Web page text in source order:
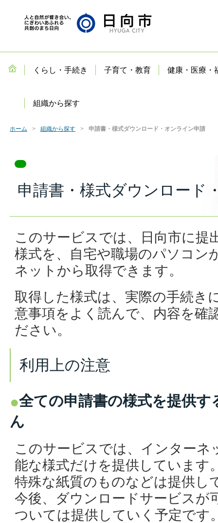
くらし・手続き 子育て・教育 健康・医療・
組織から探す
ホーム 組織から探す 申請書・様式ダウンロード・オンライン申請
申請書・様式ダウンロード
このサービスでは、日向市に提
様式を、自宅や職場のパソコン
ネットから取得できます。
取得した様式は、実際の手続き
意事項をよく読んで、内容を確
ださい。
利用上の注意
全ての申請書の様式を提供
ん
このサービスでは、インターネ
能な様式だけを提供しています
特殊な紙質のものなどは提供し
今後、ダウンロードサービスが
ついては提供していく予定です